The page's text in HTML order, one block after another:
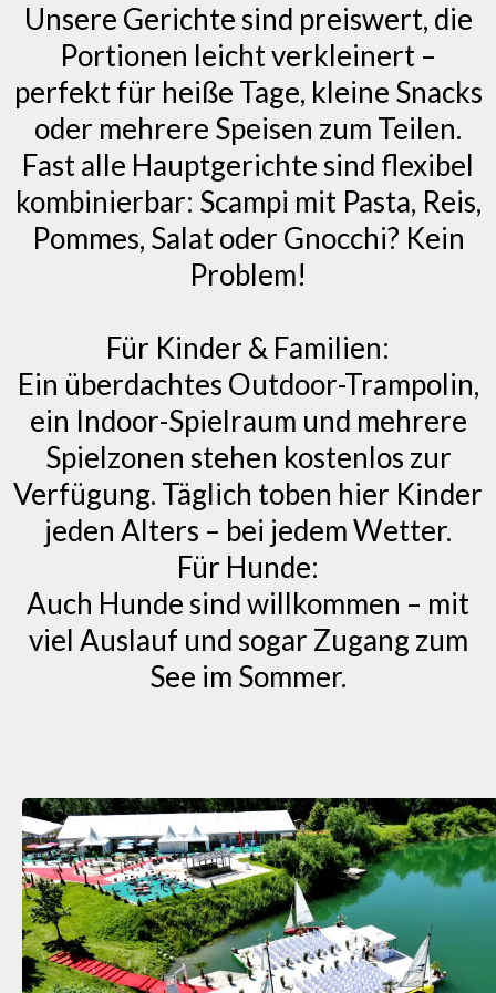
Unsere Gerichte sind preiswert, die
Portionen leicht verkleinert –
perfekt für heiße Tage, kleine Snacks
oder mehrere Speisen zum Teilen.
Fast alle Hauptgerichte sind flexibel
kombinierbar: Scampi mit Pasta, Reis,
Pommes, Salat oder Gnocchi? Kein
Problem!
Für Kinder & Familien:
Ein überdachtes Outdoor-Trampolin,
ein Indoor-Spielraum und mehrere
Spielzonen stehen kostenlos zur
Verfügung. Täglich toben hier Kinder
jeden Alters – bei jedem Wetter.
Für Hunde:
Auch Hunde sind willkommen – mit
viel Auslauf und sogar Zugang zum
See im Sommer.